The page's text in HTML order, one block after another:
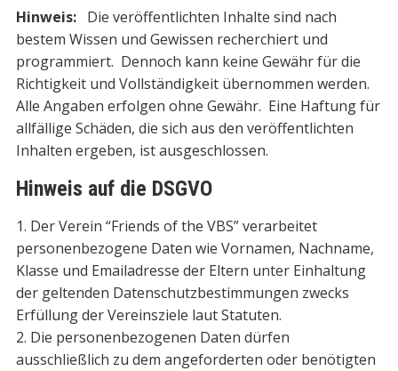
Hinweis:Die veröffentlichten Inhalte sind nach
bestem Wissen und Gewissen recherchiert und
programmiert. Dennoch kann keine Gewähr für die
Richtigkeit und Vollständigkeit übernommen werden.
Alle Angaben erfolgen ohne Gewähr. Eine Haftung für
allfällige Schäden, die sich aus den veröffentlichten
Inhalten ergeben, ist ausgeschlossen.
Hinweis auf die DSGVO
1. Der Verein “Friends of the VBS” verarbeitet
personenbezogene Daten wie Vornamen, Nachname,
Klasse und Emailadresse der Eltern unter Einhaltung
der geltenden Datenschutzbestimmungen zwecks
Erfüllung der Vereinsziele laut Statuten.
2. Die personenbezogenen Daten dürfen
ausschließlich zu dem angeforderten oder benötigten